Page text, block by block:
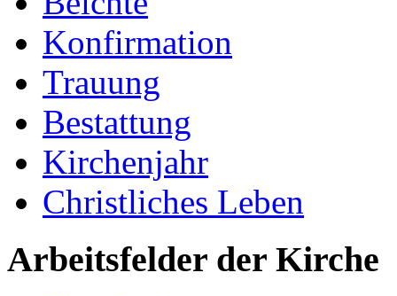
Konfirmation
Trauung
Bestattung
Kirchenjahr
Christliches Leben
Arbeitsfelder der Kirche